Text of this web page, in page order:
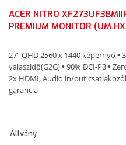
ACER NITRO
PREMIUM MONITOR
27" QHD 2560 x 1440 képernyő •
válaszidő(G2G)•90% DCI-P3•
2x HDMI, Audio in/out
garancia
Állvány